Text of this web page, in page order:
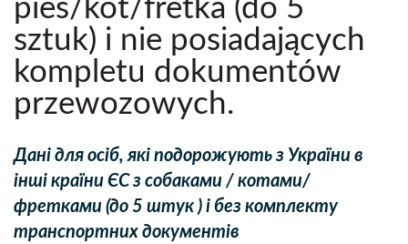
pies/kot/fretka (do 5
sztuk) i nie posiadających
kompletu dokumentów
przewozowych.
Дані для осіб, які подорожують з України в
інші країни ЄС з собаками / котами/
фретками (до 5 штук ) і без комплекту
транспортних документів